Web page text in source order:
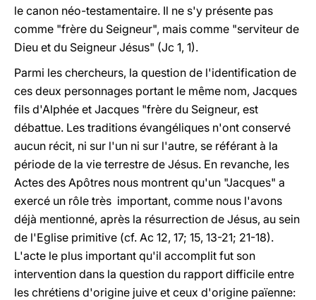
le canon néo-testamentaire. Il ne s'y présente pas
comme "frère du Seigneur", mais comme "serviteur de
Dieu et du Seigneur Jésus" (Jc 1, 1).
Parmi les chercheurs, la question de l'identification de
ces deux personnages portant le même nom, Jacques
fils d'Alphée et Jacques "frère du Seigneur, est
débattue. Les traditions évangéliques n'ont conservé
aucun récit, ni sur l'un ni sur l'autre, se référant à la
période de la vie terrestre de Jésus. En revanche, les
Actes des Apôtres nous montrent qu'un "Jacques" a
exercé un rôle très important, comme nous l'avons
déjà mentionné, après la résurrection de Jésus, au sein
de l'Eglise primitive (cf. Ac 12, 17; 15, 13-21; 21-18).
L'acte le plus important qu'il accomplit fut son
intervention dans la question du rapport difficile entre
les chrétiens d'origine juive et ceux d'origine païenne: